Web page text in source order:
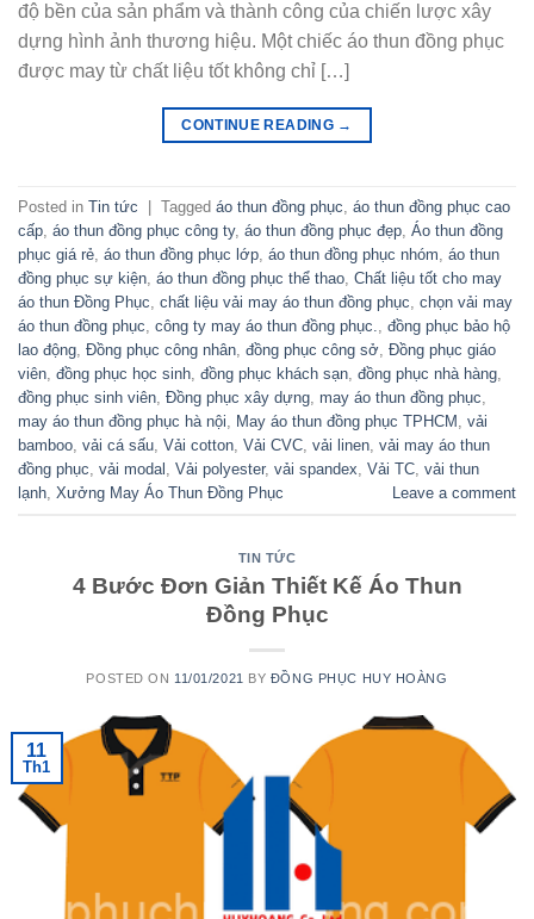
độ bền của sản phẩm và thành công của chiến lược xây
dựng hình ảnh thương hiệu. Một chiếc áo thun đồng phục
được may từ chất liệu tốt không chỉ […]
CONTINUE READING →
Posted in Tin tức | Tagged áo thun đồng phục áo thun đồng phục cao
cấp áo thun đồng phục công ty, áo thun đồng phục đẹp Áo thun đồng
phục giá rẻ áo thun đồng phục lớp áo thun đồng phục nhóm áo thun
đồng phục sự kiện áo thun đồng phục thể thao Chất liệu tốt cho may
áo thun Đồng Phục chất liệu vải may áo thun đồng phục chọn vải may
áo thun đồng phục công ty may áo thun đồng phục.
đồng phục bảo hộ
lao động Đồng phục công nhân đồng phục công sở Đồng phục giáo
viên đồng phục học sinh đồng phục khách sạn đồng phục nhà hàng
đồng phục sinh viên Đồng phục xây dựng may áo thun đồng phục
may áo thun đồng phục hà nội
May áo thun đồng phục TPHCM vải
bamboo vải cá sấu Vải cotton Vải CVC vải linen vải may áo thun
đồng phục vải modal Vải polyester, vải spandex Vải TC vải thun
lạnh Xưởng May Áo Thun Đồng Phục Leave a comment
TIN TỨC
4 Bước Đơn Giản Thiết Kế Áo Thun
Đồng Phục
POSTED ON 11/01/2021 BY ĐỒNG PHỤC HUY HOÀNG
11
Th1